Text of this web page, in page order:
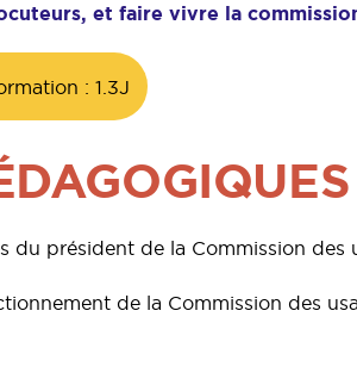
et faire vivre la
: 1.3J
président de la Commission des
de la Commission des